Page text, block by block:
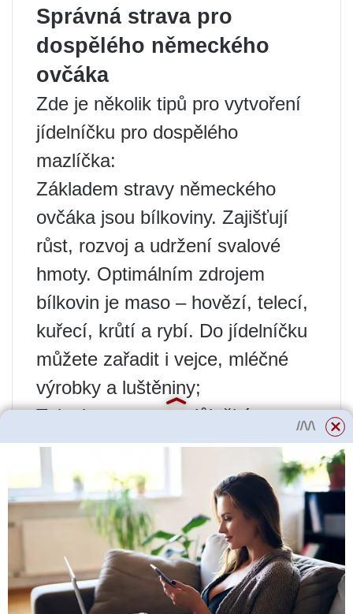
Správná strava pro
dospělého německého
ovčáka
Zde je několik tipů pro vytvoření
jídelníčku pro dospělého
mazlíčka:
Základem stravy německého
ovčáka jsou bílkoviny. Zajišťují
růst, rozvoj a udržení svalové
hmoty. Optimálním zdrojem
bílkovin je maso – hovězí, telecí,
kuřecí, krůtí a rybí. Do jídelníčku
můžete zařadit i vejce, mléčné
výrobky a luštěniny;
Tuky jsou pro psy důležitým
zdrojem energie. Jsou také
nezbytné pro udržení zdravé
kůže a srsti. Optimálními zdroji
tuků jsou oleje (olivový, lněný,
řepkový) a ryby;
Sacharidy jsou pro tělo psa